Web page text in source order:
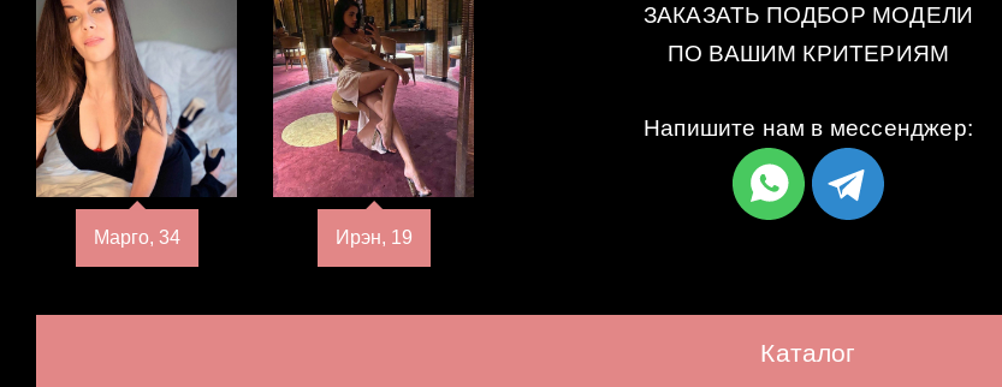
Марго, 34 Ирэн, 19
ЗАКАЗАТЬ ПОДБОР МОДЕЛИ
ПО ВАШИМ КРИТЕРИЯМ
Напишите нам в мессенджер:
Каталог